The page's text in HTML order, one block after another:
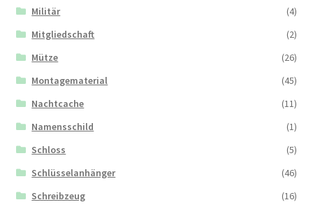
Militär
(4)
Mitgliedschaft
(2)
Mütze
(26)
Montagematerial
(45)
Nachtcache
(11)
Namensschild
(1)
Schloss
(5)
Schlüsselanhänger
(46)
Schreibzeug
(16)